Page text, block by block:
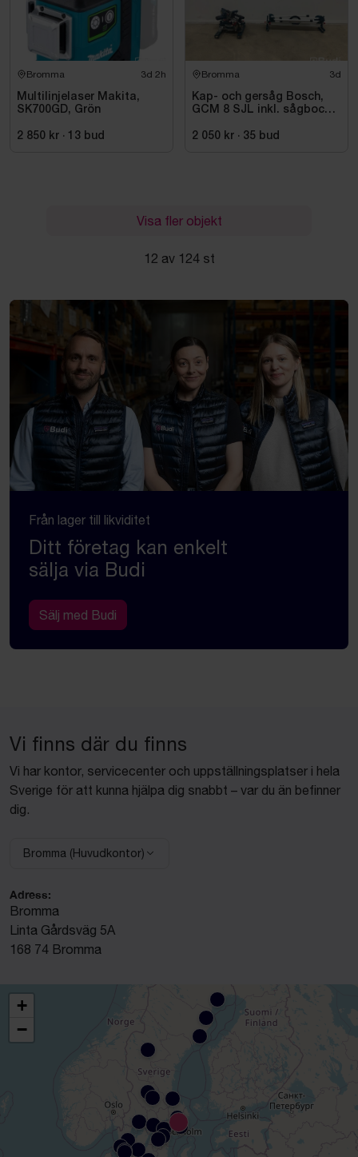
Bromma 3d 2h
Multilinjelaser Makita,
SK700GD, Grön
2 850 kr · 13 bud
Bromma 3d
Kap- och gersåg Bosch,
GCM 8 SJL inkl. sågbock
2 050 kr · 35 bud
Visa fler objekt
12 av 124 st
Från lager till likviditet
Ditt företag kan enkelt
sälja via Budi
Sälj med Budi
Vi finns där du finns
Vi har kontor, servicecenter och uppställningsplatser i hela
Sverige för att kunna hjälpa dig snabbt – var du än befinner
dig.
Välj anläggning:
Bromma (Huvudkontor)
Adress:
Bromma
Linta Gårdsväg 5A
168 74 Bromma
+
−